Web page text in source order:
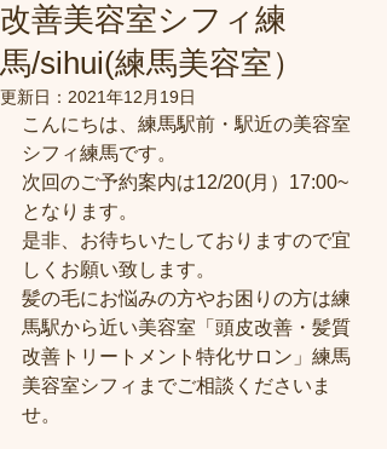
改善美容室シフィ練
馬/sihui(練馬美容室）
更新日： 2021年12月19日
こんにちは、練馬駅前・駅近の美容室
シフィ練馬です。
次回のご予約案内は12/20(月）17:00~
となります。
是非、お待ちいたしておりますので宜
しくお願い致します。
髪の毛にお悩みの方やお困りの方は練
馬駅から近い美容室「頭皮改善・髪質
改善トリートメント特化サロン」練馬
美容室シフィまでご相談くださいま
せ。